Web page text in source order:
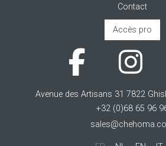
Contact
Accès pro
Avenue des Artisans 31 7822
+32 (0)68 65 96